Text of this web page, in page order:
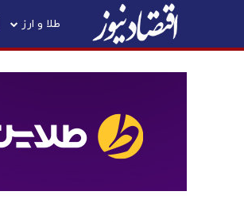
طلا و ارز